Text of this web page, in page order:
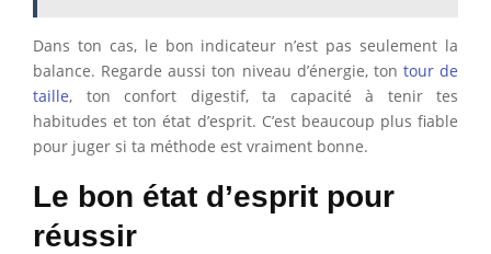
Dans ton cas, le bon indicateur n’est pas seulement la
balance. Regarde aussi ton niveau d’énergie, ton tour de
taille, ton confort digestif, ta capacité à tenir tes
habitudes et ton état d’esprit. C’est beaucoup plus fiable
pour juger si ta méthode est vraiment bonne.
Le bon état d’esprit pour
réussir